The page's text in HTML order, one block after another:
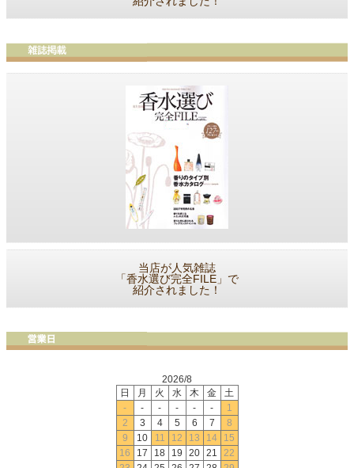
当店が人気雑誌
「香水選び完全FILE」で
紹介されました！
2026/8
日
月 火 水 木 金
土
-
- - - - -
1
2
3 4 5 6 7
8
9
10 11 12 13 14
15
16
17 18 19 20 21
22